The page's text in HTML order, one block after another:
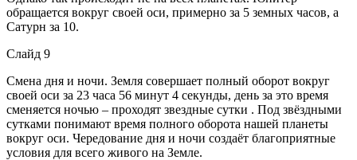
обращается вокруг своей оси, примерно за 5 земных часов, а
Сатурн за 10.
Слайд 9
Смена дня и ночи. Земля совершает полный оборот вокруг
своей оси за 23 часа 56 минут 4 секунды, день за это время
сменяется ночью – проходят звездные сутки . Под звёздными
сутками понимают время полного оборота нашей планеты
вокруг оси. Чередование дня и ночи создаёт благоприятные
условия для всего живого на Земле.